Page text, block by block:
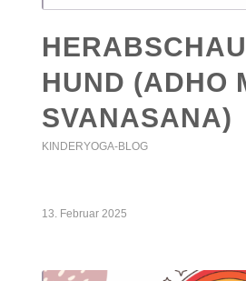
HUND (ADHO
SVANASANA)
KINDERYOGA-BLOG
13. Februar 2025